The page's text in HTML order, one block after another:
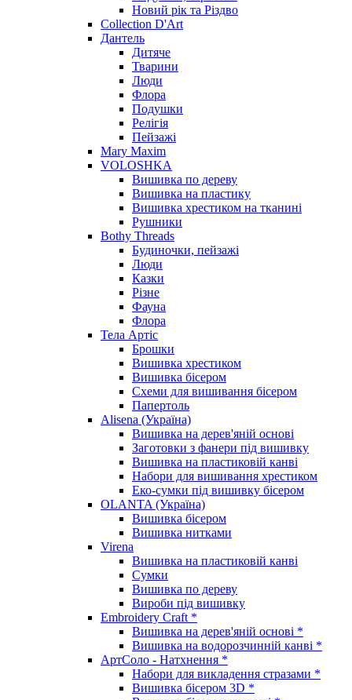
Новий рік та Різдво
Collection D'Art
Дантель
Дитяче
Тварини
Люди
Флора
Подушки
Релігія
Пейзажі
Mary Maxim
VOLOSHKA
Вишивка по дереву
Вишивка на пластику
Вишивка хрестиком на тканині
Рушники
Bothy Threads
Будиночки, пейзажі
Люди
Казки
Різне
Фауна
Флора
Тела Артіс
Брошки
Вишивка хрестиком
Вишивка бісером
Схеми для вишивання бісером
Папертоль
Alisena (Україна)
Вишивка на дерев'яній основі
Заготовки з фанери під вишивку
Вишивка на пластиковій канві
Набори для вишивання хрестиком
Еко-сумки під вишивку бісером
OLANTA (Україна)
Вишивка бісером
Вишивка нитками
Virena
Вишивка на пластиковій канві
Сумки
Вишивка по дереву
Вироби під вишивку
Embroidery Craft *
Вишивка на дерев'яній основі *
Вишивка на водорозчинній канві *
АртСоло - Натхнення *
Набори для викладення стразами *
Вишивка бісером 3D *